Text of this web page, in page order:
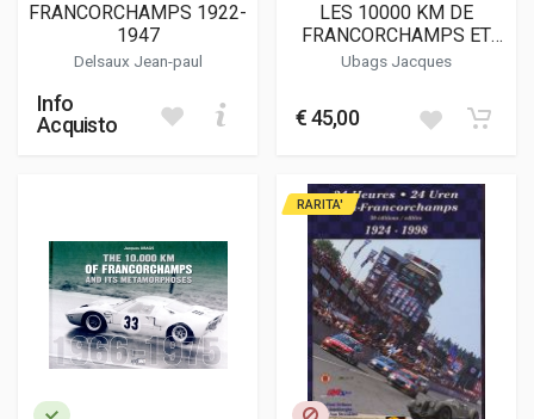
FRANCORCHAMPS 1922-
1947
Delsaux Jean-paul
Info
Acquisto
LES 10000 KM DE
FRANCORCHAMPS ET
LEURS
Ubags Jacques
€ 45,00
RARITA'